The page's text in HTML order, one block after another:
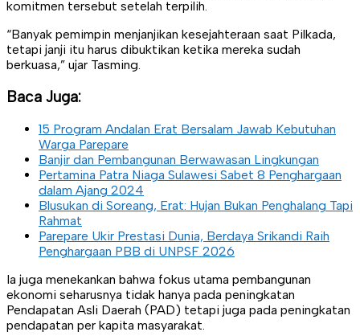
komitmen tersebut setelah terpilih.
“Banyak pemimpin menjanjikan kesejahteraan saat Pilkada,
tetapi janji itu harus dibuktikan ketika mereka sudah
berkuasa,” ujar Tasming.
Baca Juga:
15 Program Andalan Erat Bersalam Jawab Kebutuhan
Warga Parepare
Banjir dan Pembangunan Berwawasan Lingkungan
Pertamina Patra Niaga Sulawesi Sabet 8 Penghargaan
dalam Ajang 2024
Blusukan di Soreang, Erat: Hujan Bukan Penghalang Tapi
Rahmat
Parepare Ukir Prestasi Dunia, Berdaya Srikandi Raih
Penghargaan PBB di UNPSF 2026
Ia juga menekankan bahwa fokus utama pembangunan
ekonomi seharusnya tidak hanya pada peningkatan
Pendapatan Asli Daerah (PAD) tetapi juga pada peningkatan
pendapatan per kapita masyarakat.